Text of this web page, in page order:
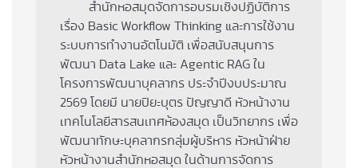
สำนักหอสมุดจัดการอบรมเชิงปฏิบัติการ
เรื่อง Basic Workflow Thinking และการใช้งาน
ระบบการทำงานอัตโนมัติ เพื่อสนับสนุนการ
พัฒนา Data Lake และ Agentic RAG ใน
โครงการพัฒนาบุคลากร ประจำปีงบประมาณ
2569 โดยมี นายปิยะบุตร ปัญญาดี หัวหน้างาน
เทคโนโลยีสารสนเทศห้องสมุด เป็นวิทยากร เพื่อ
พัฒนาทักษะบุคลากรกลุ่มผู้บริหาร หัวหน้าฝ่าย
หัวหน้างานสำนักหอสมุด ในด้านการจัดการ